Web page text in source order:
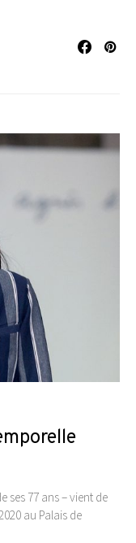
ses 77 ans – vient de
au Palais de